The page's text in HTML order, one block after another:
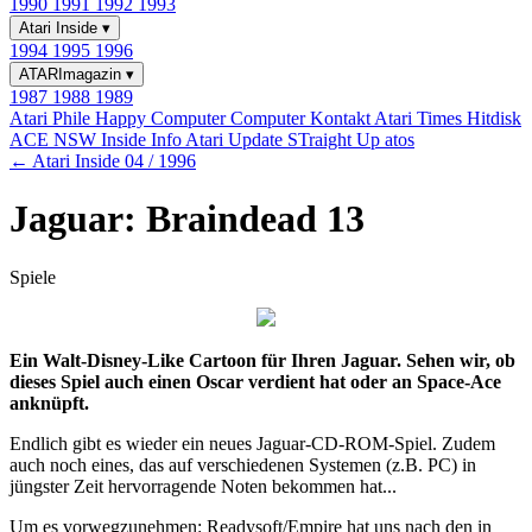
1990 1991 1992 1993
Atari Inside ▾
1994 1995 1996
ATARImagazin ▾
1987 1988 1989
Atari Phile Happy ComputerComputer Kontakt Atari Times Hitdisk
ACE NSW Inside Info Atari Update STraight Up atos
← Atari Inside 04 / 1996
Jaguar: Braindead 13
Spiele
Ein Walt-Disney-Like Cartoon für Ihren Jaguar. Sehen wir, ob
dieses Spiel auch einen Oscar verdient hat oder an Space-Ace
anknüpft.
Endlich gibt es wieder ein neues Jaguar-CD-ROM-Spiel. Zudem
auch noch eines, das auf verschiedenen Systemen (z.B. PC) in
jüngster Zeit hervorragende Noten bekommen hat...
Um es vorwegzunehmen: Readysoft/Empire hat uns nach den in